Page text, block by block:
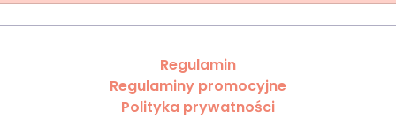
Regulamin
Regulaminy promocyjne
Polityka prywatności